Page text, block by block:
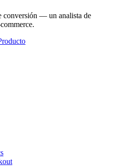
conversión — un analista de